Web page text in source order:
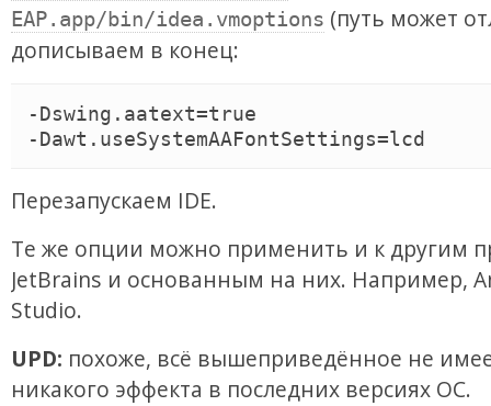
EAP.app/bin/idea.vmoptions (путь может
дописываем в конец:
-Dswing.aatext=true
Перезапускаем IDE.
Те же опции можно применить и к другим
JetBrains и основанным на них. Например,
Studio.
UPD: похоже, всё вышеприведённое не
никакого эффекта в последних версиях ОС.